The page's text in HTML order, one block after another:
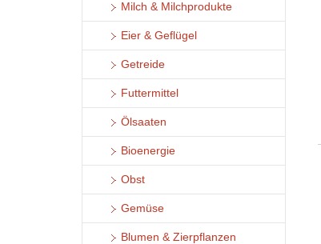
Milch & Milchprodukte
Eier & Geflügel
Getreide
Futtermittel
Ölsaaten
Bioenergie
Obst
Gemüse
Blumen & Zierpflanzen